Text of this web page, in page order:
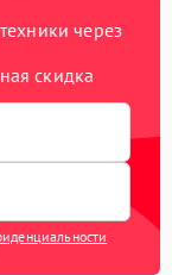
через
скидка